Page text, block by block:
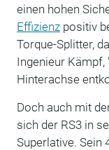
einen hohen
Effizienzpositiv
Torque-Splitter,
Ingenieur
Hinterachse
Doch auch mit
sich der RS3 in
Superlative. Sein